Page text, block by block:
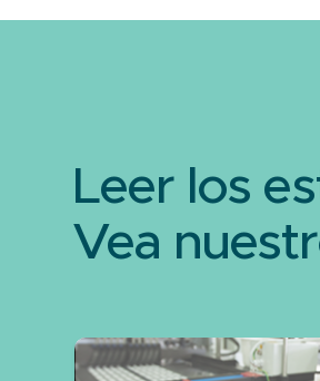
Leer los
Vea